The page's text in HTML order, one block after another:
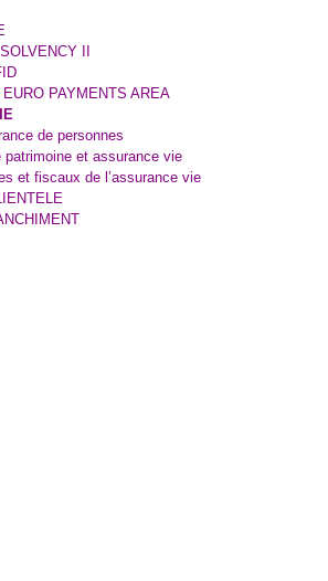
II
PAYMENTS AREA
de personnes
patrimoine et assurance vie
et fiscaux de l’assurance vie